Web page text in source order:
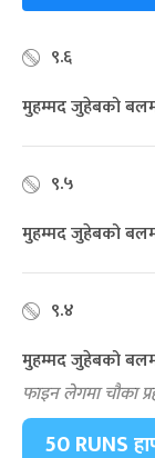
९.६
मुहम्मद जुहेबको
९.५
मुहम्मद जुहेबको
९.४
मुहम्मद जुहेबको
फाइन लेगमा चौका
50 RUNS